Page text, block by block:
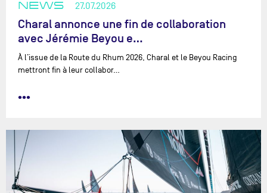
NEWS 27.07.2026
Charal annonce une fin de collaboration
avec Jérémie Beyou e…
À l’issue de la Route du Rhum 2026, Charal et le Beyou Racing
mettront fin à leur collabor…
•••